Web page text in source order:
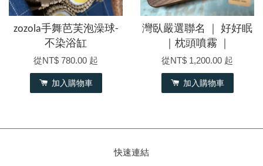
zozola手舞芭芙泡澡球-
不染浴缸
從NT$ 780.00 起
加入購物車
灣臥嚴選聯名 ｜ 好好眠
｜枕頭噴霧 ｜
從NT$ 1,200.00 起
加入購物車
快速連結